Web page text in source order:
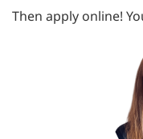
Then apply online!